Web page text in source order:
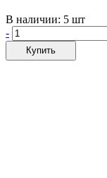
В наличии: 5 шт
-
Купить